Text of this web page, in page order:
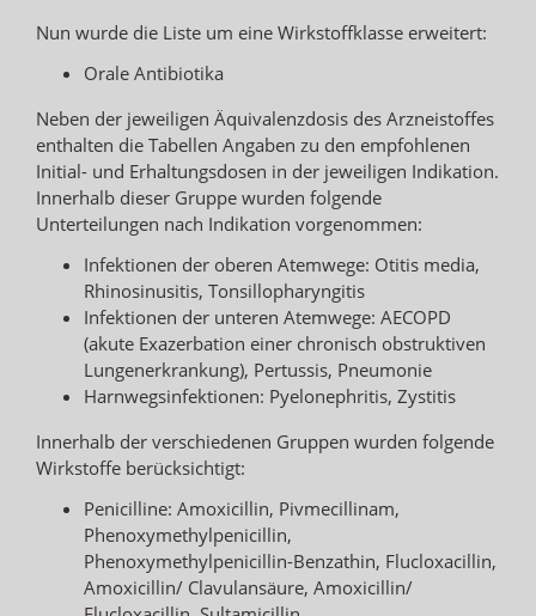
Nun wurde die Liste um eine Wirkstoffklasse erweitert:
Orale Antibiotika
Neben der jeweiligen Äquivalenzdosis des Arzneistoffes
enthalten die Tabellen Angaben zu den empfohlenen
Initial- und Erhaltungsdosen in der jeweiligen Indikation.
Innerhalb dieser Gruppe wurden folgende
Unterteilungen nach Indikation vorgenommen:
Infektionen der oberen Atemwege: Otitis media,
Rhinosinusitis, Tonsillopharyngitis
Infektionen der unteren Atemwege: AECOPD
(akute Exazerbation einer chronisch obstruktiven
Lungenerkrankung), Pertussis, Pneumonie
Harnwegsinfektionen: Pyelonephritis, Zystitis
Innerhalb der verschiedenen Gruppen wurden folgende
Wirkstoffe berücksichtigt:
Penicilline: Amoxicillin, Pivmecillinam,
Phenoxymethylpenicillin,
Phenoxymethylpenicillin-Benzathin, Flucloxacillin,
Amoxicillin/ Clavulansäure, Amoxicillin/